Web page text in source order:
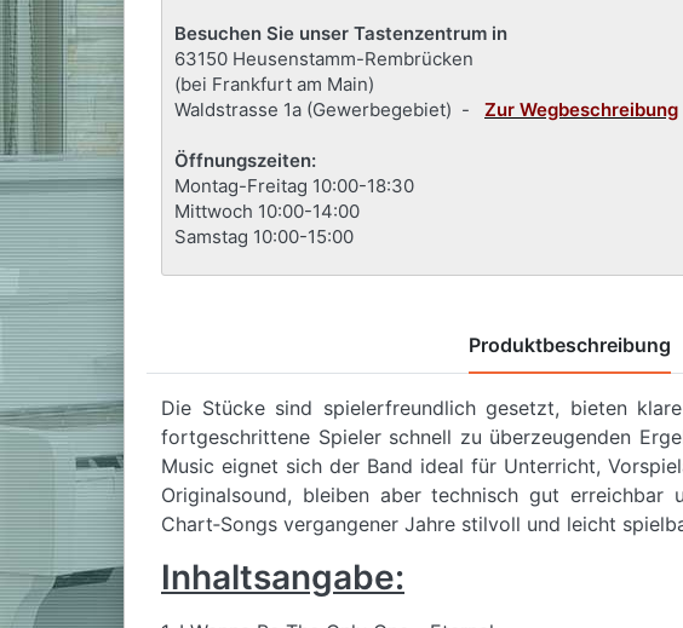
Besuchen Sie unser Tastenzentrum in
63150 Heusenstamm-Rembrücken
(bei Frankfurt am Main)
Waldstrasse 1a (Gewerbegebiet) - Zur Wegbeschreibung
Öffnungszeiten:
Montag-Freitag 10:00-18:30
Mittwoch 10:00-14:00
Samstag 10:00-15:00
Produktbeschreibung
Die Stücke sind spielerfreundlich gesetzt, bieten
fortgeschrittene Spieler schnell zu überzeugenden
Music eignet sich der Band ideal für Unterricht,
Originalsound, bleiben aber technisch gut erreichbar
Chart‑Songs vergangener Jahre stilvoll und leicht
Inhaltsangabe: